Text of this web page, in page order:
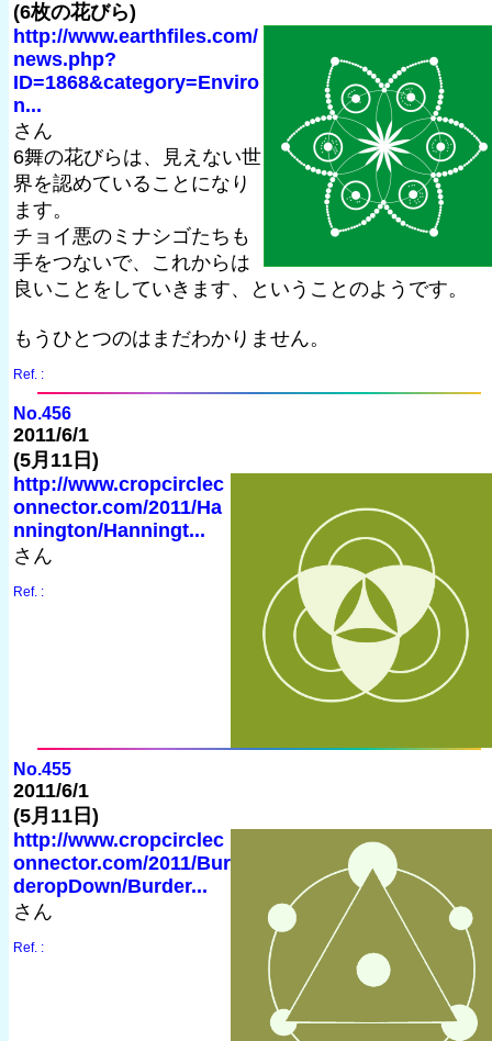
(6枚の花びら)
http://www.earthfiles.com/
news.php?
ID=1868&category=Enviro
n...
さん
6舞の花びらは、見えない世
界を認めていることになり
ます。
チョイ悪のミナシゴたちも
手をつないで、これからは
良いことをしていきます、ということのようです。
もうひとつのはまだわかりません。
Ref. :
No.456
2011/6/1
(5月11日)
http://www.cropcirclec
onnector.com/2011/Ha
nnington/Hanningt...
さん
Ref. :
No.455
2011/6/1
(5月11日)
http://www.cropcirclec
onnector.com/2011/Bur
deropDown/Burder...
さん
Ref. :